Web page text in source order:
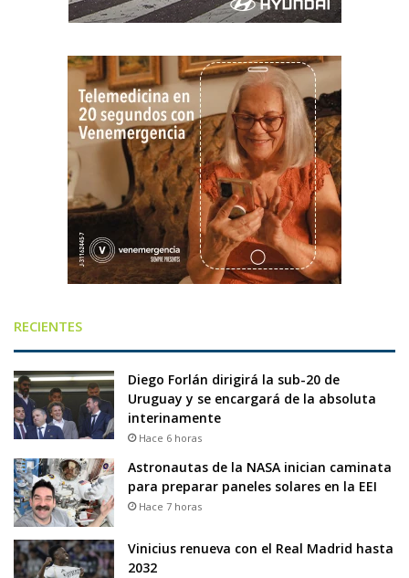
RECIENTES
Diego Forlán dirigirá la sub-20 de
Uruguay y se encargará de la absoluta
interinamente
Hace 6 horas
Astronautas de la NASA inician caminata
para preparar paneles solares en la EEI
Hace 7 horas
Vinicius renueva con el Real Madrid hasta
2032